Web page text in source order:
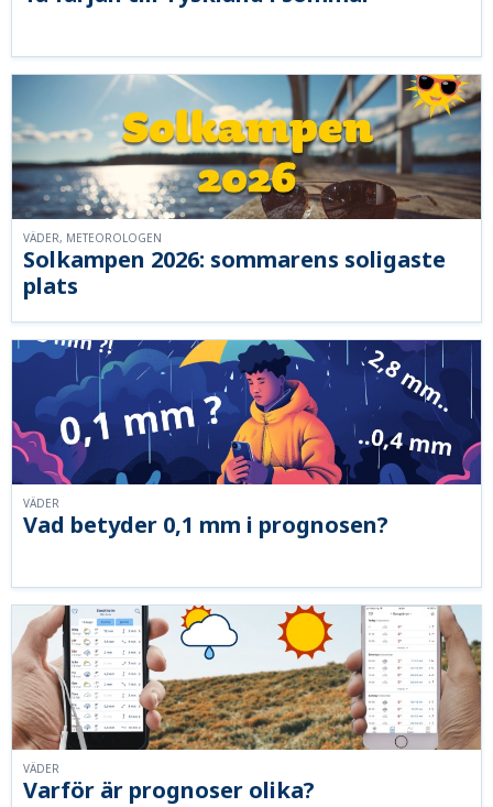
Solkampen 2026: sommarens soligaste
plats
VÄDER, METEOROLOGEN
Vad betyder 0,1 mm i prognosen?
VÄDER
Varför är prognoser olika?
VÄDER